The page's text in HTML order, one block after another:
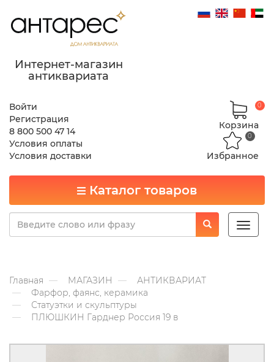
Интернет-магазин
антиквариата
Войти
Регистрация
8 800 500 47 14
Условия оплаты
Условия доставки
Корзина
0
Избранное
0
Каталог товаров
Toggle
Главная МАГАЗИН
АНТИКВАРИАТ
Фарфор, фаянс, керамика
Статуэтки и скульптуры
ПЛЮШКИН Гарднер Россия 19 в